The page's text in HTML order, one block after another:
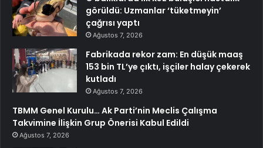
görüldü: Uzmanlar ‘tüketmeyin’
çağrısı yaptı
Ağustos 7, 2026
Fabrikada rekor zam: En düşük maaş
153 bin TL’ye çıktı, işçiler halay çekerek
kutladı
Ağustos 7, 2026
TBMM Genel Kurulu… Ak Parti’nin Meclis Çalışma
Takvimine İlişkin Grup Önerisi Kabul Edildi
Ağustos 7, 2026